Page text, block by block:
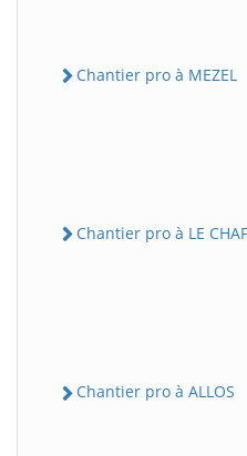
Chantier pro à MEZEL
Chantier pro à LE
Chantier pro à ALLOS